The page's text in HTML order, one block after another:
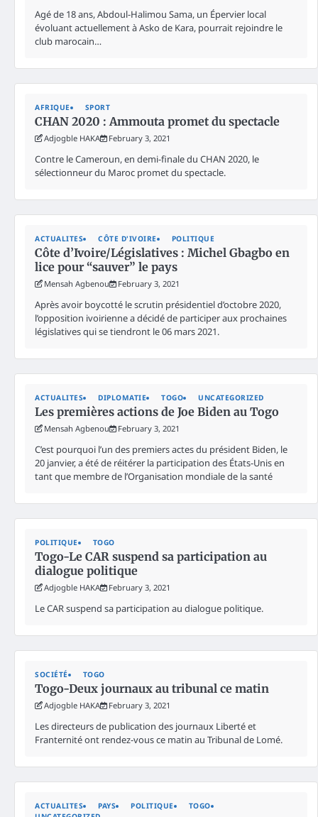
Agé de 18 ans, Abdoul-Halimou Sama, un Épervier local
évoluant actuellement à Asko de Kara, pourrait rejoindre le
club marocain…
AFRIQUE SPORT
CHAN 2020 : Ammouta promet du spectacle
Adjogble HAKA February 3, 2021
Contre le Cameroun, en demi-finale du CHAN 2020, le
sélectionneur du Maroc promet du spectacle.
ACTUALITES CÔTE D'IVOIRE POLITIQUE
Côte d’Ivoire/Législatives : Michel Gbagbo en
lice pour “sauver” le pays
Mensah Agbenou February 3, 2021
Après avoir boycotté le scrutin présidentiel d’octobre 2020,
l’opposition ivoirienne a décidé de participer aux prochaines
législatives qui se tiendront le 06 mars 2021.
ACTUALITES DIPLOMATIE TOGO UNCATEGORIZED
Les premières actions de Joe Biden au Togo
Mensah Agbenou February 3, 2021
C’est pourquoi l’un des premiers actes du président Biden, le
20 janvier, a été de réitérer la participation des États-Unis en
tant que membre de l’Organisation mondiale de la santé
POLITIQUE TOGO
Togo-Le CAR suspend sa participation au
dialogue politique
Adjogble HAKA February 3, 2021
Le CAR suspend sa participation au dialogue politique.
SOCIÉTÉ TOGO
Togo-Deux journaux au tribunal ce matin
Adjogble HAKA February 3, 2021
Les directeurs de publication des journaux Liberté et
Franternité ont rendez-vous ce matin au Tribunal de Lomé.
ACTUALITES PAYS POLITIQUE
TOGO